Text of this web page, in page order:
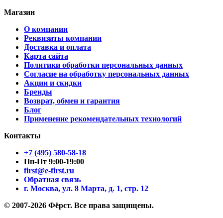
Магазин
О компании
Реквизиты компании
Доставка и оплата
Карта сайта
Политики обработки персональных данных
Согласие на обработку персональных данных
Акции и скидки
Бренды
Возврат, обмен и гарантия
Блог
Применение рекомендательных технологий
Контакты
+7 (495) 580-58-18
Пн-Пт 9:00-19:00
first@e-first.ru
Обратная связь
г. Москва, ул. 8 Марта, д. 1, стр. 12
© 2007-2026 Фёрст. Все права защищены.